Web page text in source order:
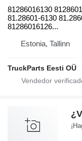
81286016130
81.28601-6130
81286016126...
Estonia, Tallinn
TruckParts Eesti OÜ